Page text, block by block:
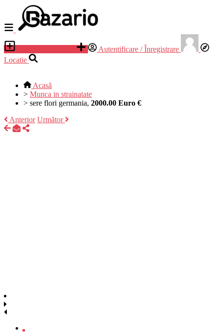
Autentificare / Înregistrare
Locatie
Acasă
> Munca in strainatate
> sere flori germania, 2000.00 Euro €
Anterior Următor